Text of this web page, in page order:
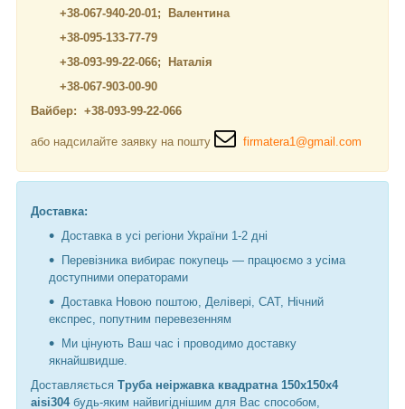
+38-067-940-20-01; Валентина
+38-095-133-77-79
+38-093-99-22-066; Наталія
+38-067-903-00-90
Вайбер: +38-093-99-22-066
або надсилайте заявку на пошту firmatera1@gmail.com
Доставка:
Доставка в усі регіони України 1-2 дні
Перевізника вибирає покупець — працюємо з усіма
доступними операторами
Доставка Новою поштою, Делівері, САТ, Нічний
експрес, попутним перевезенням
Ми цінують Ваш час і проводимо доставку
якнайшвидше.
Доставляється Труба неіржавка квадратна 150х150х4
aisi304будь-яким найвигіднішим для Вас способом,